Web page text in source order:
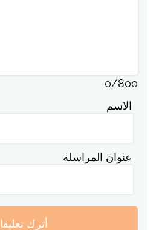
0/800
الاسم
عنوان المراسلة
أترك تعليقا